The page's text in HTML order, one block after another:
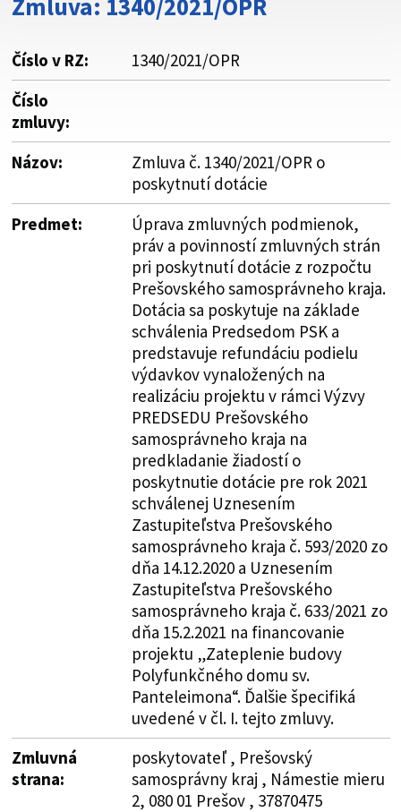
vždy začína https:// pred názvom domény webového sídla.
Číslo v RZ:
1340/2021/OPR
Číslo
zmluvy:
Názov:
Zmluva č. 1340/2021/OPR o
poskytnutí dotácie
Predmet:
Úprava zmluvných podmienok,
práv a povinností zmluvných strán
pri poskytnutí dotácie z rozpočtu
Prešovského samosprávneho kraja.
Dotácia sa poskytuje na základe
schválenia Predsedom PSK a
predstavuje refundáciu podielu
výdavkov vynaložených na
realizáciu projektu v rámci Výzvy
PREDSEDU Prešovského
samosprávneho kraja na
predkladanie žiadostí o
poskytnutie dotácie pre rok 2021
schválenej Uznesením
Zastupiteľstva Prešovského
samosprávneho kraja č. 593/2020 zo
dňa 14.12.2020 a Uznesením
Zastupiteľstva Prešovského
samosprávneho kraja č. 633/2021 zo
dňa 15.2.2021 na financovanie
projektu „Zateplenie budovy
Polyfunkčného domu sv.
Panteleimona“. Ďalšie špecifiká
uvedené v čl. I. tejto zmluvy.
Zmluvná
strana:
poskytovateľ , Prešovský
samosprávny kraj , Námestie mieru
2, 080 01 Prešov , 37870475